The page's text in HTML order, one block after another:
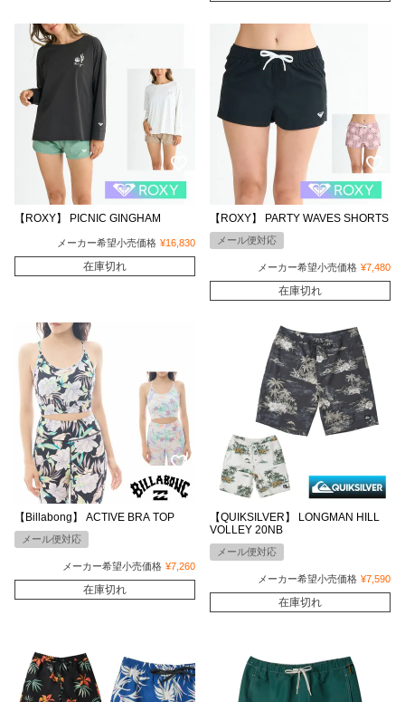
【ROXY】 PICNIC GINGHAM
メーカー希望小売価格 ¥16,830
在庫切れ
【ROXY】 PARTY WAVES SHORTS
メール便対応
メーカー希望小売価格 ¥7,480
在庫切れ
【Billabong】 ACTIVE BRA TOP
メール便対応
メーカー希望小売価格 ¥7,260
在庫切れ
【QUIKSILVER】 LONGMAN HILL
VOLLEY 20NB
メール便対応
メーカー希望小売価格 ¥7,590
在庫切れ